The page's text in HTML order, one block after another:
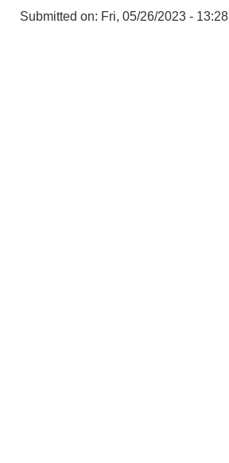
Submitted on: Fri, 05/26/2023 - 13:28